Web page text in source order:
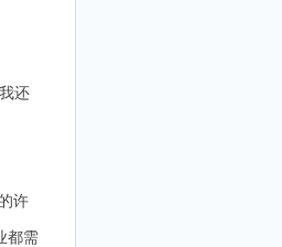
还
许
都需